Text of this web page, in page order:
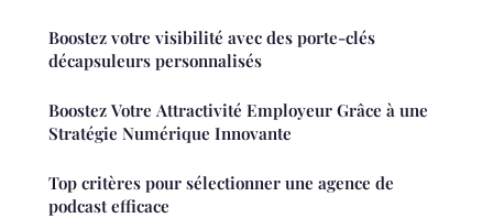
Boostez votre visibilité avec des porte-clés
décapsuleurs personnalisés
Boostez Votre Attractivité Employeur Grâce à une
Stratégie Numérique Innovante
Top critères pour sélectionner une agence de
podcast efficace